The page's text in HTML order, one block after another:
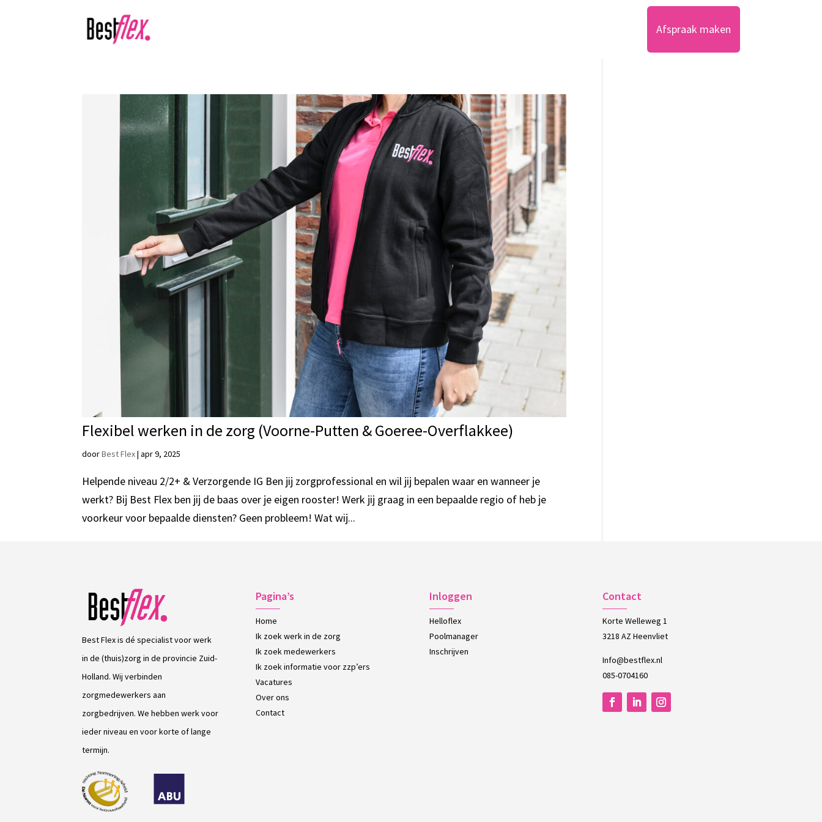
Afspraak maken
Flexibel werken in de zorg (Voorne-Putten & Goeree-Overflakkee)
doorBest Flex|apr 9, 2025
Helpende niveau 2/2+ & Verzorgende IG Ben jij zorgprofessional en wil jij bepalen waar en wanneer je
werkt? Bij Best Flex ben jij de baas over je eigen rooster! Werk jij graag in een bepaalde regio of heb je
voorkeur voor bepaalde diensten? Geen probleem! Wat wij...
Best Flex is dé specialist voor werk
in de (thuis)zorg in de provincie Zuid-
Holland. Wij verbinden
zorgmedewerkers aan
zorgbedrijven. We hebben werk voor
ieder niveau en voor korte of lange
termijn.
Pagina’s
Home
Ik zoek werk in de zorg
Ik zoek medewerkers
Ik zoek informatie voor zzp’ers
Vacatures
Over ons
Contact
Inloggen
Helloflex
Poolmanager
Inschrijven
Contact
Korte Welleweg 1
3218 AZ Heenvliet
Info@bestflex.nl
085-0704160